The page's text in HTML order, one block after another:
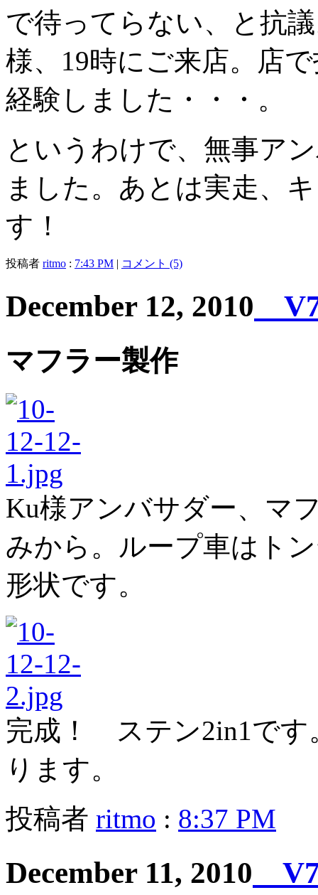
で待ってらない、と抗
様、19時にご来店。店
経験しました・・・。
というわけで、無事ア
ました。あとは実走、
す！
投稿者 ritmo : 7:43 PM | コメント (5)
December 12, 2010 V7
マフラー製作
Ku様アンバサダー、マ
みから。ループ車はト
形状です。
完成！ ステン2in1です
ります。
投稿者 ritmo : 8:37 PM
December 11, 2010 V7